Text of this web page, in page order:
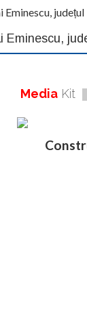
Eminescu,
Media Kit